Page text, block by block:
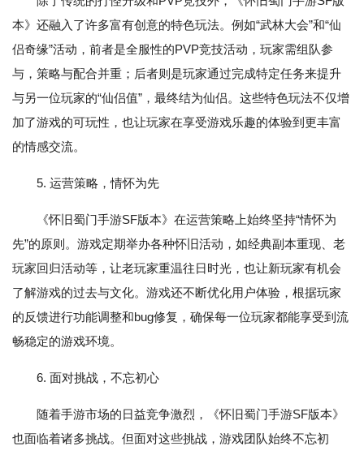
本》还融入了许多富有创意的特色玩法。例如“武林大会”和“仙
侣奇缘”活动，前者是全服性的PVP竞技活动，玩家需组队参
与，策略与配合并重；后者则是玩家通过完成特定任务来提升
与另一位玩家的“仙侣值”，最终结为仙侣。这些特色玩法不仅增
加了游戏的可玩性，也让玩家在享受游戏乐趣的体验到更丰富
的情感交流。
5. 运营策略，情怀为先
《怀旧蜀门手游SF版本》在运营策略上始终坚持“情怀为
先”的原则。游戏定期举办各种怀旧活动，如经典副本重现、老
玩家回归活动等，让老玩家重温往日时光，也让新玩家有机会
了解游戏的过去与文化。游戏还不断优化用户体验，根据玩家
的反馈进行功能调整和bug修复，确保每一位玩家都能享受到流
畅稳定的游戏环境。
6. 面对挑战，不忘初心
随着手游市场的日益竞争激烈，《怀旧蜀门手游SF版本》
也面临着诸多挑战。但面对这些挑战，游戏团队始终不忘初